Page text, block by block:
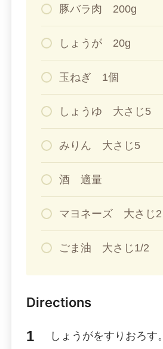
豚バラ肉 200g
しょうが 20g
玉ねぎ 1個
しょうゆ 大さじ5
みりん 大さじ5
酒 適量
マヨネーズ 大さじ2
ごま油 大さじ1/2
Directions
しょうがをすりおろす。